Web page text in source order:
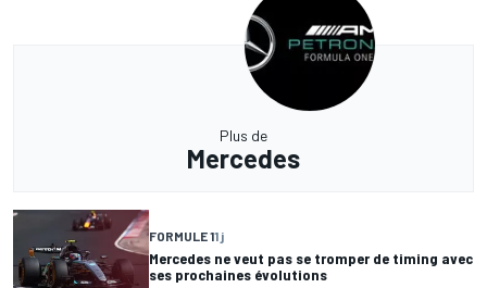
Plus de
Mercedes
FORMULE 11 j
Mercedes ne veut pas se tromper de timing avec
ses prochaines évolutions